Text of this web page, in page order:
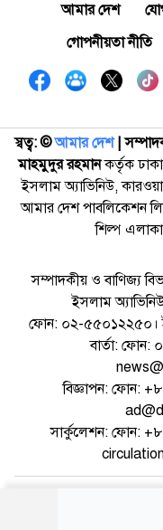
আমার দেশ
গোপনীয়তা নীতি
স্বত্ব: ©️আমার দেশ|
মাহমুদুর রহমানকর্তৃক
ইসলাম অ্যাভিনিউ,
আমার দেশ পাবলিকেশন
শিল্প
সম্পাদকীয় ও বাণিজ্য
ইসলাম
ফোন: ০২-৫৫০১২২৫০।
বার্তা:
বিজ্ঞাপন: ফোন:
সার্কুলেশন: ফোন: